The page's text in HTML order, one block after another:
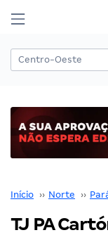
Início ›› Norte ››
TJ PA